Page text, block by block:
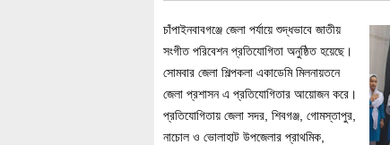
চাঁপাইনবাবগঞ্জে জেলা পর্যায়ে শুদ্ধভাবে জাতীয়
সংগীত পরিবেশন প্রতিযোগিতা অনুষ্ঠিত হয়েছে।
সোমবার জেলা শিল্পকলা একাডেমি মিলনায়তনে
জেলা প্রশাসন এ প্রতিযোগিতার আয়োজন করে।
প্রতিযোগিতায় জেলা সদর, শিবগঞ্জ, গোমস্তাপুর,
নাচোল ও ভোলাহাট উপজেলার প্রাথমিক,